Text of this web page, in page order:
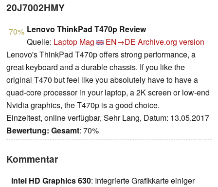
20J7002HMY
70% Lenovo ThinkPad T470p Review
Quelle: Laptop Mag EN→DE Archive.org version
Lenovo's ThinkPad T470p offers strong performance, a
great keyboard and a durable chassis. If you like the
original T470 but feel like you absolutely have to have a
quad-core processor in your laptop, a 2K screen or low-end
Nvidia graphics, the T470p is a good choice.
Einzeltest, online verfügbar, Sehr Lang, Datum: 13.05.2017
Bewertung: Gesamt: 70%
Kommentar
Intel HD Graphics 630: Integrierte Grafikkarte einiger